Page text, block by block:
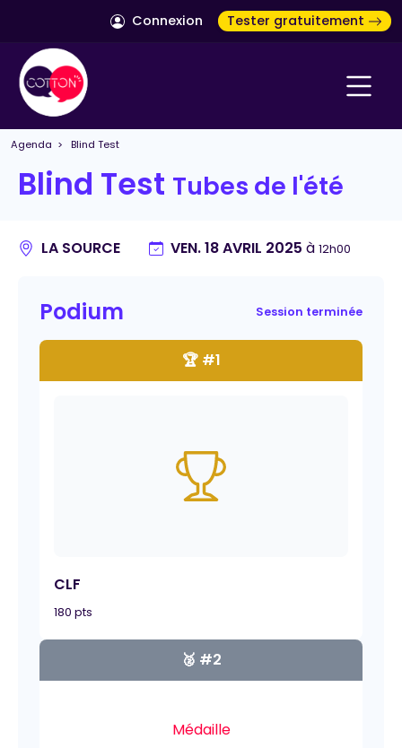
Connexion Tester gratuitement
Agenda > Blind Test
Blind Test Tubes de l'été
LA SOURCE VEN. 18 AVRIL 2025 à 12h00
Podium Session terminée
🏆 #1
CLF
180 pts
🥈 #2
Médaille